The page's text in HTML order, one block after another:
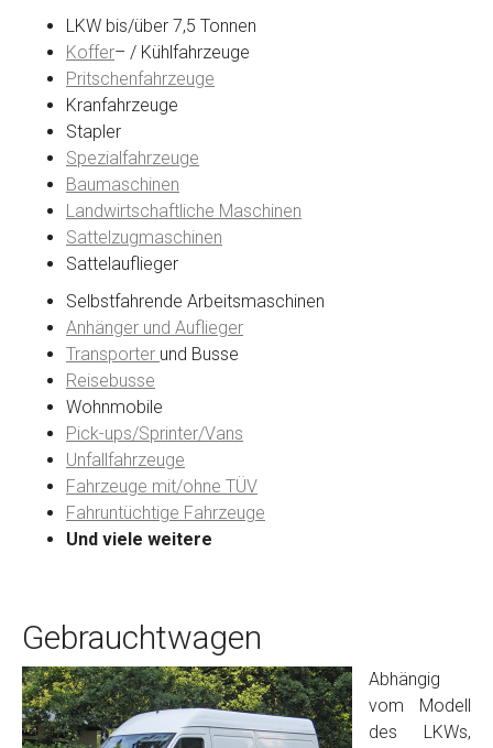
LKW bis/über 7,5 Tonnen
Koffer– / Kühlfahrzeuge
Pritschenfahrzeuge
Kranfahrzeuge
Stapler
Spezialfahrzeuge
Baumaschinen
Landwirtschaftliche Maschinen
Sattelzugmaschinen
Sattelauflieger
Selbstfahrende Arbeitsmaschinen
Anhänger und Auflieger
Transporter und Busse
Reisebusse
Wohnmobile
Pick-ups/Sprinter/Vans
Unfallfahrzeuge
Fahrzeuge mit/ohne TÜV
Fahruntüchtige Fahrzeuge
Und viele weitere
Gebrauchtwagen
Abhängig
vom Modell
des LKWs,